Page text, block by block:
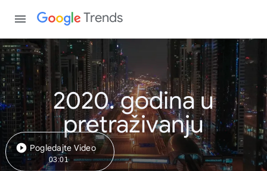
Trends
2020. godina u
pretraživanju
Pogledajte Video
03:01